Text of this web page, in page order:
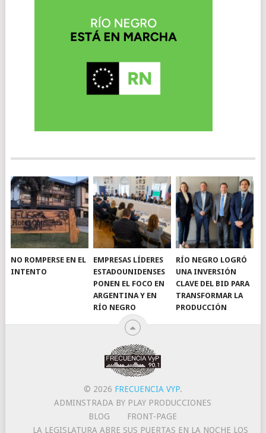
NO ROMPERSE EN EL
INTENTO
EMPRESAS LÍDERES
ESTADOUNIDENSES
PONEN EL FOCO EN
ARGENTINA Y EN
RÍO NEGRO
RÍO NEGRO LOGRÓ
UNA INVERSIÓN
CLAVE DEL BID PARA
TRANSFORMAR LA
PRODUCCIÓN
© 2026 FRECUENCIA VYP.
ADMINSTRADA BY PLAY PRODUCCIONES
BLOG
FRONT-PAGE
LA LEGISLATURA ABRE SUS PUERTAS EN LA NOCHE LOS